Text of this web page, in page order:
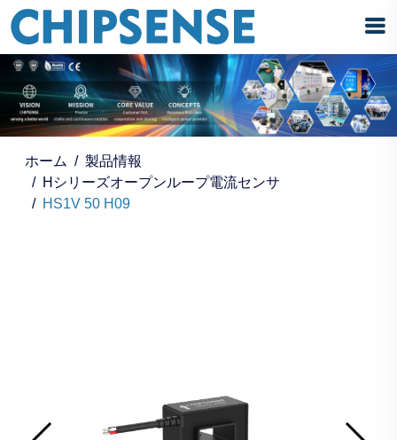
ホーム
製品情報
Hシリーズオープンループ電流センサ
HS1V 50 H09